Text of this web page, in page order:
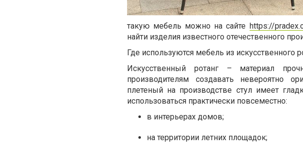
такую мебель можно на сайте https://
найти изделия известного отечественного
Где используются мебель из искусственного
Искусственный ротанг – материал
производителям создавать невероятно
плетеный на производстве стул имеет
использоваться практически повсеместно:
в интерьерах домов;
на территории летних площадок;